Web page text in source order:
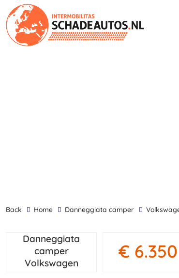
back Home danneggiata camper
Danneggiata
camper
Volkswagen
€ 6.350